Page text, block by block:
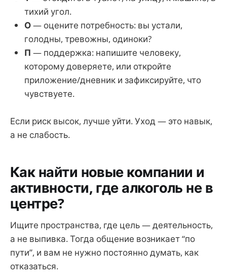
тихий угол.
О— оцените потребность: вы устали,
голодны, тревожны, одиноки?
П — поддержка: напишите человеку,
которому доверяете, или откройте
приложение/дневник и зафиксируйте, что
чувствуете.
Если риск высок, лучше уйти. Уход — это навык,
а не слабость.
Как найти новые компании и
активности, где алкоголь не в
центре?
Ищите пространства, где цель — деятельность,
а не выпивка. Тогда общение возникает “по
пути”, и вам не нужно постоянно думать, как
отказаться.